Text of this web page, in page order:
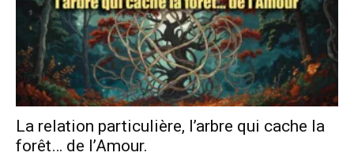
La relation particulière, l’arbre qui cache la
forêt… de l’Amour.